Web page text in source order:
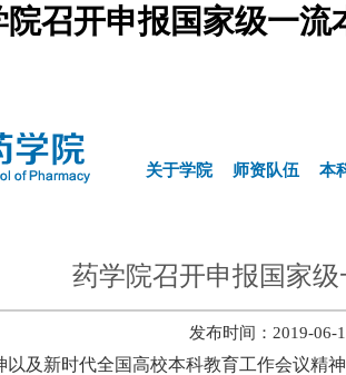
院召开申报国家级一
关于学院 师资队伍 本
药学院召开申报国家
发布时间：2019-
以及新时代全国高校本科教育工作会议精